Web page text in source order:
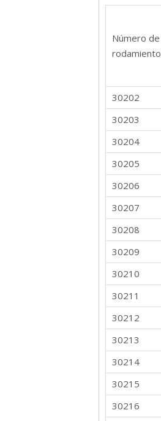
Número de
rodamiento
30202
30203
30204
30205
30206
30207
30208
30209
30210
30211
30212
30213
30214
30215
30216